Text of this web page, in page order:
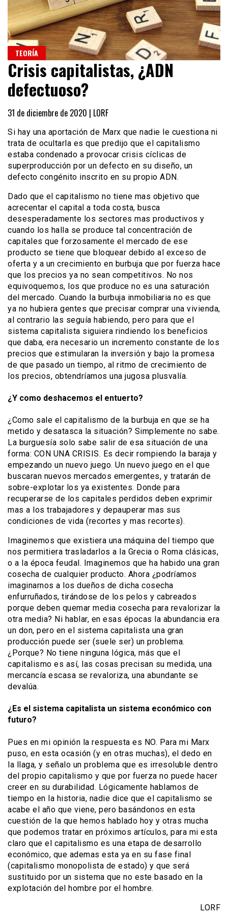
TEORÍA
Crisis capitalistas, ¿ADN
defectuoso?
31 de diciembre de 2020 | LORF
Si hay una aportación de Marx que nadie le cuestiona ni
trata de ocultarla es que predijo que el capitalismo
estaba condenado a provocar crisis cíclicas de
superproducción por un defecto en su diseño, un
defecto congénito inscrito en su propio ADN.
Dado que el capitalismo no tiene mas objetivo que
acrecentar el capital a toda costa, busca
desesperadamente los sectores mas productivos y
cuando los halla se produce tal concentración de
capitales que forzosamente el mercado de ese
producto se tiene que bloquear debido al exceso de
oferta y a un crecimiento en burbuja que por fuerza hace
que los precios ya no sean competitivos. No nos
equivoquemos, los que produce no es una saturación
del mercado. Cuando la burbuja inmobiliaria no es que
ya no hubiera gentes que precisar comprar una vivienda,
al contrario las seguía habiendo, pero para que el
sistema capitalista siguiera rindiendo los beneficios
que daba, era necesario un incremento constante de los
precios que estimularan la inversión y bajo la promesa
de que pasado un tiempo, al ritmo de crecimiento de
los precios, obtendríamos una jugosa plusvalía.
¿Y como deshacemos el entuerto?
¿Como sale el capitalismo de la burbuja en que se ha
metido y desatasca la situación? Simplemente no sabe.
La burguesía solo sabe salir de esa situación de una
forma: CON UNA CRISIS. Es decir rompiendo la baraja y
empezando un nuevo juego. Un nuevo juego en el que
buscaran nuevos mercados emergentes, y tratarán de
sobre-explotar los ya existentes. Donde para
recuperarse de los capitales perdidos deben exprimir
mas a los trabajadores y depauperar mas sus
condiciones de vida (recortes y mas recortes).
Imaginemos que existiera una máquina del tiempo que
nos permitiera trasladarlos a la Grecia o Roma clásicas,
o a la época feudal. Imaginemos que ha habido una gran
cosecha de cualquier producto. Ahora ¿podríamos
imaginarnos a los dueños de dicha cosecha
enfurruñados, tirándose de los pelos y cabreados
porque deben quemar media cosecha para revalorizar la
otra media? Ni hablar, en esas épocas la abundancia era
un don, pero en el sistema capitalista una gran
producción puede ser (suele ser) un problema.
¿Porque? No tiene ninguna lógica, más que el
capitalismo es así, las cosas precisan su medida, una
mercancía escasa se revaloriza, una abundante se
devalúa.
¿Es el sistema capitalista un sistema económico con
futuro?
Pues en mi opinión la respuesta es NO. Para mi Marx
puso, en esta ocasión (y en otras muchas), el dedo en
la llaga, y señalo un problema que es irresoluble dentro
del propio capitalismo y que por fuerza no puede hacer
creer en su durabilidad. Lógicamente hablamos de
tiempo en la historia, nadie dice que el capitalismo se
acabe el año que viene, pero basándonos en esta
cuestión de la que hemos hablado hoy y otras mucha
que podemos tratar en próximos artículos, para mi esta
claro que el capitalismo es una etapa de desarrollo
económico, que ademas esta ya en su fase final
(capitalismo monopolista de estado) y que será
sustituido por un sistema que no este basado en la
explotación del hombre por el hombre.
LORF